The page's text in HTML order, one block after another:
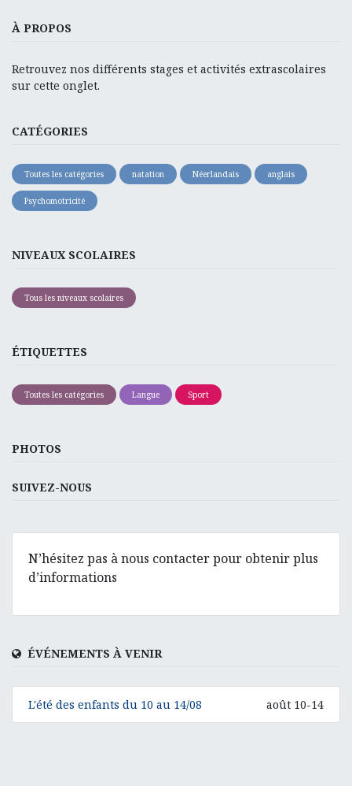
À PROPOS
Retrouvez nos différents stages et activités extrascolaires
sur cette onglet.
CATÉGORIES
Toutes les catégories natation Néerlandais anglais
Psychomotricité
NIVEAUX SCOLAIRES
Tous les niveaux scolaires
ÉTIQUETTES
Toutes les catégories Langue Sport
PHOTOS
SUIVEZ-NOUS
N’hésitez pas à nous contacter pour obtenir plus
d’informations
ÉVÉNEMENTS À VENIR
L'été des enfants du 10 au 14/08 août 10-14